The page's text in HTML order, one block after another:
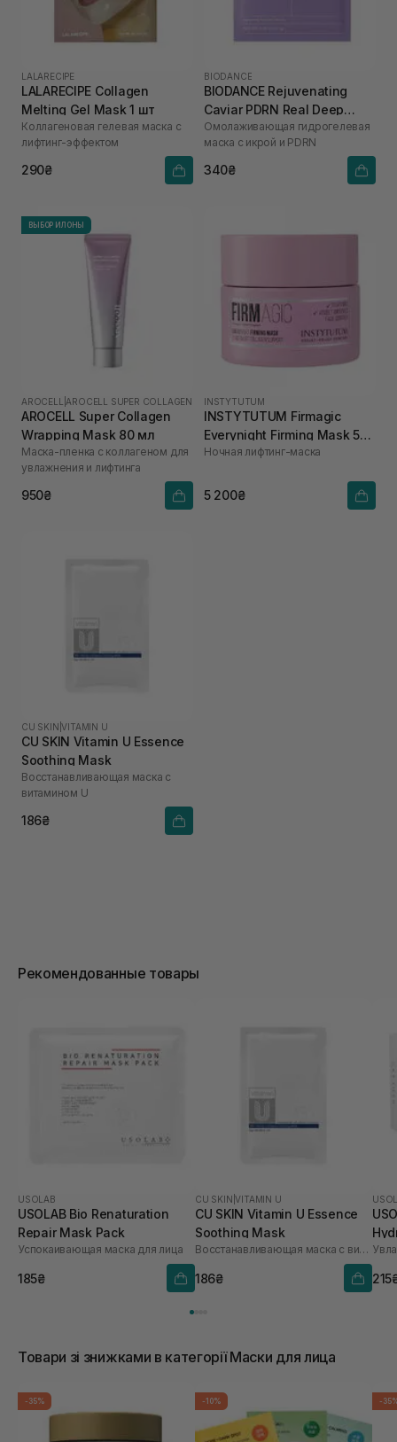
LALARECIPE
LALARECIPE Collagen
Melting Gel Mask 1 шт
Коллагеновая гелевая маска с
лифтинг-эффектом
290₴
BIODANCE
BIODANCE Rejuvenating
Caviar PDRN Real Deep
Mask 1 шт
Омолаживающая гидрогелевая
маска с икрой и PDRN
340₴
ВЫБОР ИЛОНЫ
AROCELL AROCELL SUPER COLLAGEN
AROCELL Super Collagen
Wrapping Mask 80 мл
Маска-пленка с коллагеном для
увлажнения и лифтинга
950₴
INSTYTUTUM
INSTYTUTUM Firmagic
Everynight Firming Mask 50
мл
Ночная лифтинг-маска
5 200₴
CU SKIN |VITAMIN U
CU SKIN Vitamin U Essence
Soothing Mask
Восстанавливающая маска с
витамином U
186₴
Рекомендованные товары
USOLAB
USOLAB Bio Renaturation
Repair Mask Pack
Успокаивающая маска для лица
185₴
CU SKIN |VITAMIN U
CU SKIN Vitamin U Essence
Soothing Mask
Восстанавливающая маска с витамином U
186₴
шт
Товари зі знижками в категорії Маски для лица
-35% -10% -